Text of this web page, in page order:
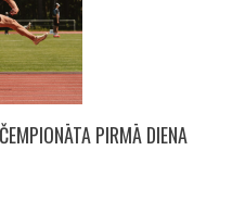
PIRMĀ DIENA